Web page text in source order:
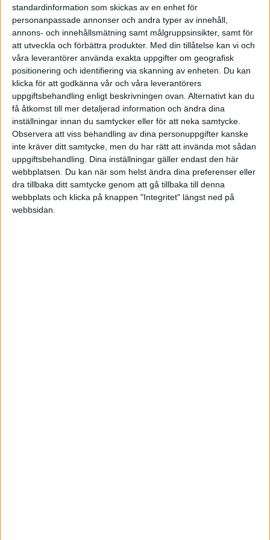
standardinformation som skickas av en enhet för
personanpassade annonser och andra typer av innehåll,
annons- och innehållsmätning samt målgruppsinsikter, samt för
att utveckla och förbättra produkter. Med din tillåtelse kan vi och
våra leverantörer använda exakta uppgifter om geografisk
positionering och identifiering via skanning av enheten. Du kan
klicka för att godkänna vår och våra leverantörers
uppgiftsbehandling enligt beskrivningen ovan. Alternativt kan du
få åtkomst till mer detaljerad information och ändra dina
inställningar innan du samtycker eller för att neka samtycke.
Observera att viss behandling av dina personuppgifter kanske
inte kräver ditt samtycke, men du har rätt att invända mot sådan
uppgiftsbehandling. Dina inställningar gäller endast den här
webbplatsen. Du kan när som helst ändra dina preferenser eller
dra tillbaka ditt samtycke genom att gå tillbaka till denna
webbplats och klicka på knappen "Integritet" längst ned på
webbsidan.
privat. Det finns dock flera undantag.
Man menar, som du skriver, att kvitta ingående
mot utgående moms. Men det är normalt inte på
just samma vara. Har du en firma så säljer du
förhoppningsvis något till kunder. Du lägger
moms på priset och den momsen ska staten ha.
Köper du då in saker för drift mm så får du dra av
den momsen du betalar på inköpen, dvs staten
betalar tillbaka den momsen till dig.
Ett exempel är nu i juletid då företag får köpa
julklappar till anställda. Alltså saker som ska
användas privat. Köper företaget en julklapp för